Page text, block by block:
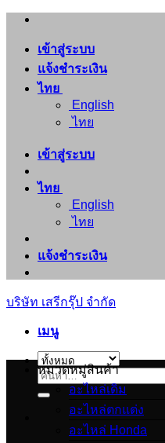
ข้าม
เนื้อหา
เข้าสู่ระบบ
แจ้งชำระเงิน
ไทย
English
ไทย
เข้าสู่ระบบ
ไทย
English
ไทย
แจ้งชำระเงิน
บริษัท เสรีกรุ๊ป จำกัด
เมนู
ค้นหา:
หมวดหมู่สินค้า
อะไหล่เดิม
อะไหล่ตกแต่ง
อะไหล่ Honda